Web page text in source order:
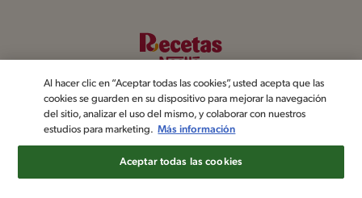
©2022, Nestlé. Marcas registradas por Société dels Produits Nestlé,
Al hacer clic en “Aceptar todas las cookies”, usted acepta que las
cookies se guarden en su dispositivo para mejorar la navegación
del sitio, analizar el uso del mismo, y colaborar con nuestros
estudios para marketing. Más información
Aceptar todas las cookies